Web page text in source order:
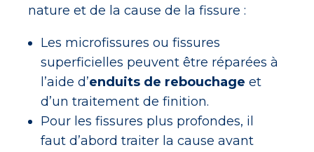
nature et de la cause de la fissure :
Les microfissures ou fissures
superficielles peuvent être réparées à
l’aide d’enduits de rebouchage et
d’un traitement de finition.
Pour les fissures plus profondes, il
faut d’abord traiter la cause avant